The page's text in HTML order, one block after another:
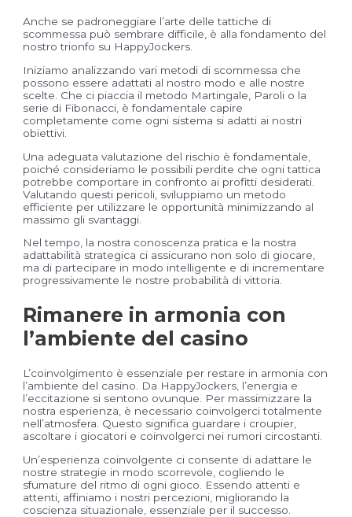
Anche se padroneggiare l’arte delle tattiche di
scommessa può sembrare difficile, è alla fondamento del
nostro trionfo su HappyJockers.
Iniziamo analizzando vari metodi di scommessa che
possono essere adattati al nostro modo e alle nostre
scelte. Che ci piaccia il metodo Martingale, Paroli o la
serie di Fibonacci, è fondamentale capire
completamente come ogni sistema si adatti ai nostri
obiettivi.
Una adeguata valutazione del rischio è fondamentale,
poiché consideriamo le possibili perdite che ogni tattica
potrebbe comportare in confronto ai profitti desiderati.
Valutando questi pericoli, sviluppiamo un metodo
efficiente per utilizzare le opportunità minimizzando al
massimo gli svantaggi.
Nel tempo, la nostra conoscenza pratica e la nostra
adattabilità strategica ci assicurano non solo di giocare,
ma di partecipare in modo intelligente e di incrementare
progressivamente le nostre probabilità di vittoria.
Rimanere in armonia con
l’ambiente del casino
L’coinvolgimento è essenziale per restare in armonia con
l’ambiente del casino. Da HappyJockers, l’energia e
l’eccitazione si sentono ovunque. Per massimizzare la
nostra esperienza, è necessario coinvolgerci totalmente
nell’atmosfera. Questo significa guardare i croupier,
ascoltare i giocatori e coinvolgerci nei rumori circostanti.
Un’esperienza coinvolgente ci consente di adattare le
nostre strategie in modo scorrevole, cogliendo le
sfumature del ritmo di ogni gioco. Essendo attenti e
attenti, affiniamo i nostri percezioni, migliorando la
coscienza situazionale, essenziale per il successo.